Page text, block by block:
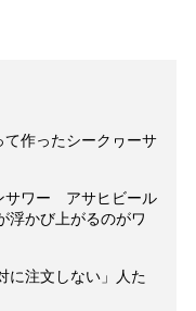
て作ったシークヮーサ
サワー アサヒビール
かび上がるのがワ
に注文しない」人た